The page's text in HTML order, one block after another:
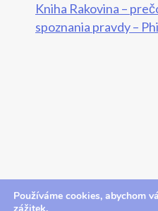
Kniha Rakovina –
spoznania pravdy –
Používáme cookies, abychom